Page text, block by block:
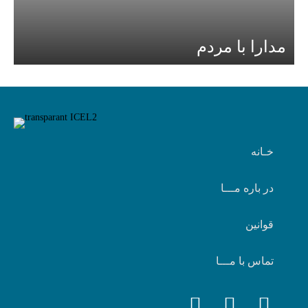
مدارا با مردم
خـانه
در باره مـــا
قوانین
تماس با مـــا